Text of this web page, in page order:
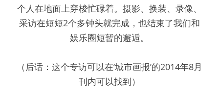
个人在地面上穿梭忙碌着。摄影、换装、录像、
采访在短短2个多钟头就完成，也结束了我们和
娱乐圈短暂的邂逅。
（后话：这个专访可以在‘城市画报’的2014年8月
刊内可以找到）